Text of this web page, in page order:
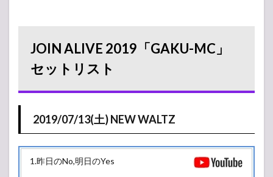
JOIN ALIVE 2019「GAKU-MC」
セットリスト
2019/07/13(土) NEW WALTZ
1.昨日のNo,明日のYes